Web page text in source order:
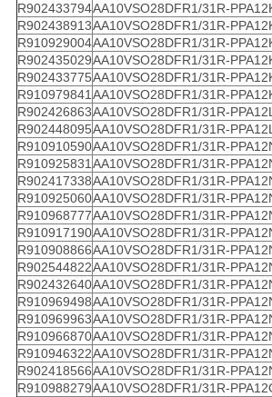
R902433794AA10VSO28DFR1/31R-
R902438913AA10VSO28DFR1/31R-
R910929004AA10VSO28DFR1/31R-
R902435029AA10VSO28DFR1/31R-
R902433775AA10VSO28DFR1/31R-
R910979841AA10VSO28DFR1/31R-
R902426863AA10VSO28DFR1/31R-
R902448095AA10VSO28DFR1/31R-
R910910590AA10VSO28DFR1/31R-
R910925831AA10VSO28DFR1/31R-
R902417338AA10VSO28DFR1/31R-
R910925060AA10VSO28DFR1/31R-
R910968777AA10VSO28DFR1/31R-
R910917190AA10VSO28DFR1/31R-
R910908866AA10VSO28DFR1/31R-
R902544822AA10VSO28DFR1/31R-
R902432640AA10VSO28DFR1/31R-
R910969498AA10VSO28DFR1/31R-
R910969963AA10VSO28DFR1/31R-
R910966870AA10VSO28DFR1/31R-
R910946322AA10VSO28DFR1/31R-
R902418566AA10VSO28DFR1/31R-
R910988279AA10VSO28DFR1/31R-